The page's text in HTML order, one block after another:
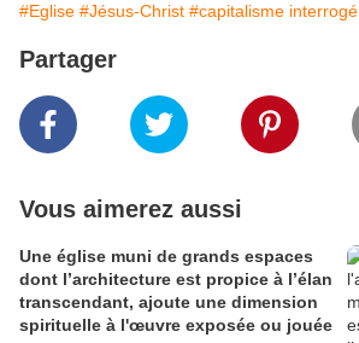
#Eglise #Jésus-Christ #capitalisme interrogé
Partager
Vous aimerez aussi
Une église muni de grands espaces
dont l’architecture est propice à l’élan
transcendant, ajoute une dimension
spirituelle à l'œuvre exposée ou jouée